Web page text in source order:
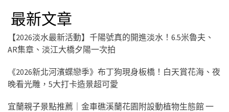
最新文章
【2026淡水最新活動】千陽號真的開進淡水！6.5米魯夫、
AR集章、淡江大橋夕陽一次拍
《2026新北河濱蝶戀季》布丁狗現身板橋！白天賞花海、夜
晚看光雕，5大打卡造景超可愛
宜蘭親子景點推薦｜金車礁溪蘭花園附設動植物生態館 一